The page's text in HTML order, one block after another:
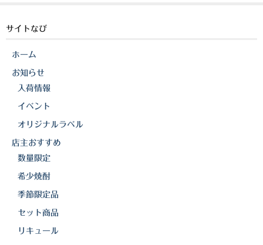
三和酒類
京屋酒造
配送について
お問合わせ
b
o
o
k
サイトなび
ホーム
お知らせ
入荷情報
イベント
オリジナルラベル
店主おすすめ
数量限定
希少焼酎
季節限定品
セット商品
リキュール